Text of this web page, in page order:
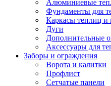
Алюминиевые
Фундаменты для
Каркасы теплиц и
Дуги
Дополнительные
Аксессуары для
Заборы и ограждения
Ворота и калитки
Профлист
Сетчатые панели